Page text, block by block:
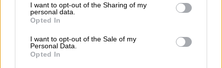
not limited to your visit or usage behaviour. You may click to
grant or deny consent to Google and its third-party tags to
use your data for below specified purposes in below Google
consent section.
I want to opt-out of the Sharing of my
personal data.
Opted In
I want to opt-out of the Sale of my
Personal Data.
Opted In
Αθλητισμός| 20.06.2020 22:41
Live ΑΕΚ-Αρης